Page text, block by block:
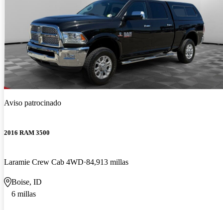
Aviso patrocinado
2016 RAM 3500
Laramie Crew Cab 4WD 84,913 millas
Boise, ID
6 millas